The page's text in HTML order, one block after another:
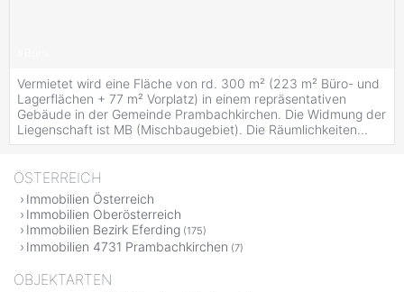
Vermietet wird eine Fläche von rd. 300 m² (223 m² Büro- und
Lagerflächen + 77 m² Vorplatz) in einem repräsentativen
Gebäude in der Gemeinde Prambachkirchen. Die Widmung der
Liegenschaft ist MB (Mischbaugebiet). Die Räumlichkeiten...
ÖSTERREICH
Immobilien Österreich
Immobilien Oberösterreich
Immobilien Bezirk Eferding (175)
Immobilien 4731 Prambachkirchen (7)
OBJEKTARTEN